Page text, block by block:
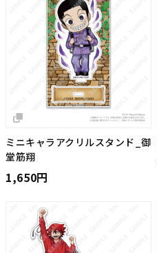
ミニキャラアクリルスタンド_御
堂筋翔
1,650円